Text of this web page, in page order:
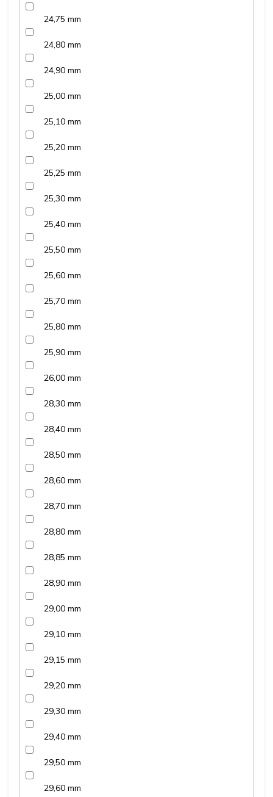
24,75 mm
24,80 mm
24,90 mm
25,00 mm
25,10 mm
25,20 mm
25,25 mm
25,30 mm
25,40 mm
25,50 mm
25,60 mm
25,70 mm
25,80 mm
25,90 mm
26,00 mm
28,30 mm
28,40 mm
28,50 mm
28,60 mm
28,70 mm
28,80 mm
28,85 mm
28,90 mm
29,00 mm
29,10 mm
29,15 mm
29,20 mm
29,30 mm
29,40 mm
29,50 mm
29,60 mm